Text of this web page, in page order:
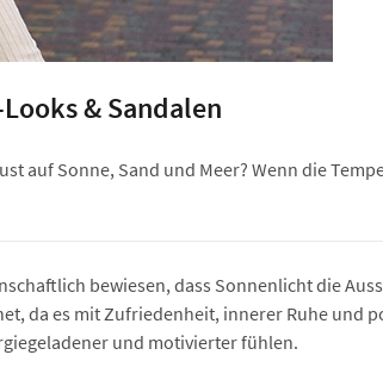
& Sandalen
auf Sonne, Sand und Meer? Wenn die
bewiesen, dass Sonnenlicht die
da es mit Zufriedenheit, innerer Ruhe und
und motivierter fühlen.